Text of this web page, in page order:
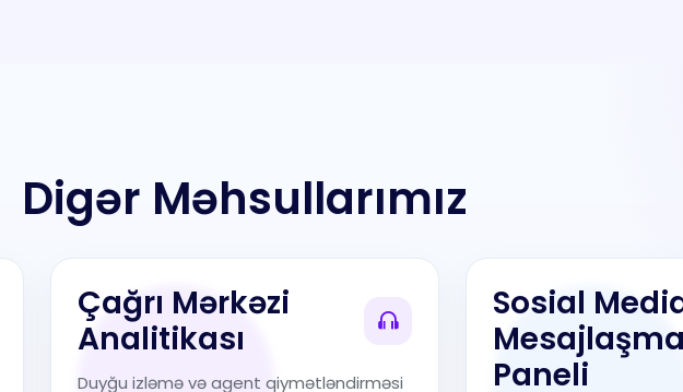
Digər Məhsullarımız
Çağrı Mərkəzi
Analitikası
Duyğu izləmə və agent qiymətləndirməsi
Sosial
Mesajlaşma
Paneli